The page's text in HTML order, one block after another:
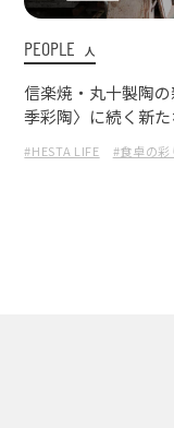
PEOPLE 人
信楽焼・丸十製陶
季彩陶〉に続く新
#HESTA LIFE #食卓の彩